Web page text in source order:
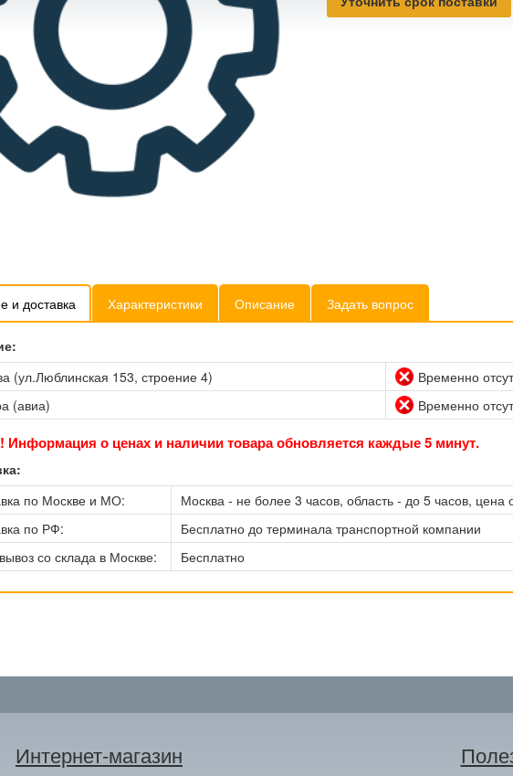
и доставка Характеристики Описание Задать вопрос
(ул.Люблинская 153, строение 4)
Временно
(авиа)
Временно
Информация о ценах и наличии товара обновляется каждые 5 минут.
по Москве и МО:
Москва - не более 3 часов, область - до 5 часов, цена
по РФ:
Бесплатно до терминала транспортной компании
со склада в Москве:
Бесплатно
Интернет-магазин